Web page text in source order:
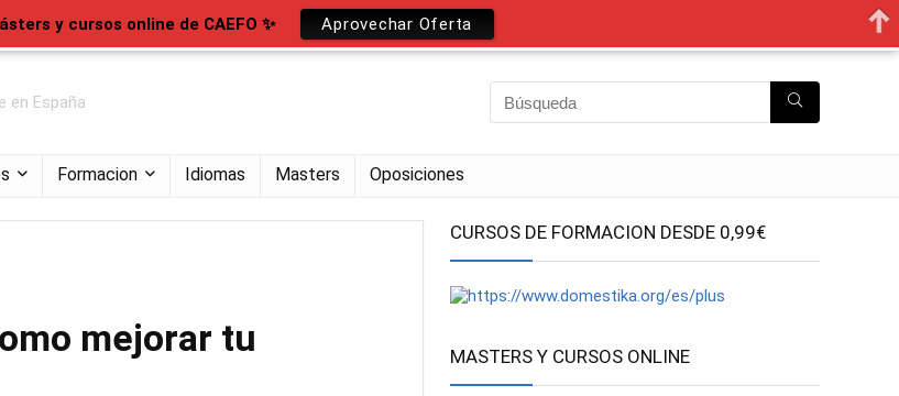
en España
Formacion Idiomas Masters Oposiciones
mejorar tu
CURSOS DE FORMACION DESDE 0,99€
MASTERS Y CURSOS ONLINE
y cursos online de CAEFO ✨ Aprovechar Oferta